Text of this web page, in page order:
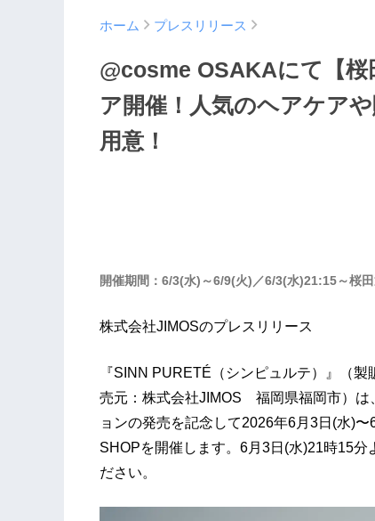
ホーム プレスリリース
@cosme OSAKAにて【桜
ア開催！人気のヘアケア
用意！
開催期間：6/3(水)～6/9(火)／6/3(水)21:15～桜
株式会社JIMOSのプレスリリース
『SINN PURETÉ（シンピュルテ）』（
売元：株式会社JIMOS 福岡県福岡市）は
ョンの発売を記念して2026年6月3日(水)
SHOPを開催します。6月3日(水)21時15分
ださい。